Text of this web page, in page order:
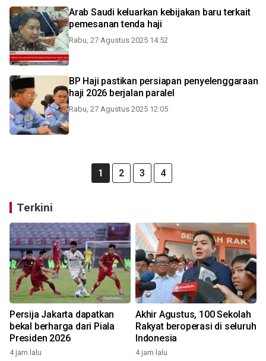
Arab Saudi keluarkan kebijakan baru terkait
pemesanan tenda haji
Rabu, 27 Agustus 2025 14:52
BP Haji pastikan persiapan penyelenggaraan
haji 2026 berjalan paralel
Rabu, 27 Agustus 2025 12:05
1 2 3 4
Terkini
Persija Jakarta dapatkan
bekal berharga dari Piala
Presiden 2026
4 jam lalu
Akhir Agustus, 100 Sekolah
Rakyat beroperasi di seluruh
Indonesia
4 jam lalu